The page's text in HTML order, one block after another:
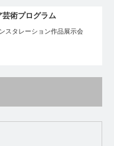
術プログラム
タレーション作品展示会